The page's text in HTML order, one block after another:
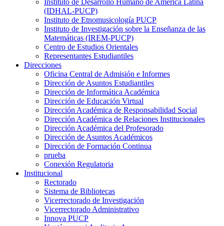
Instituto de Desarrollo Humano de América Latina
(IDHAL-PUCP)
Instituto de Etnomusicología PUCP
Instituto de Investigación sobre la Enseñanza de las
Matemáticas (IREM-PUCP)
Centro de Estudios Orientales
Representantes Estudiantiles
Direcciones
Oficina Central de Admisión e Informes
Dirección de Asuntos Estudiantiles
Dirección de Informática Académica
Dirección de Educación Virtual
Dirección Académica de Responsabilidad Social
Dirección Académica de Relaciones Institucionales
Dirección Académica del Profesorado
Dirección de Asuntos Académicos
Dirección de Formación Continua
prueba
Conexión Regulatoria
Institucional
Rectorado
Sistema de Bibliotecas
Vicerrectorado de Investigación
Vicerrectorado Administrativo
Innova PUCP